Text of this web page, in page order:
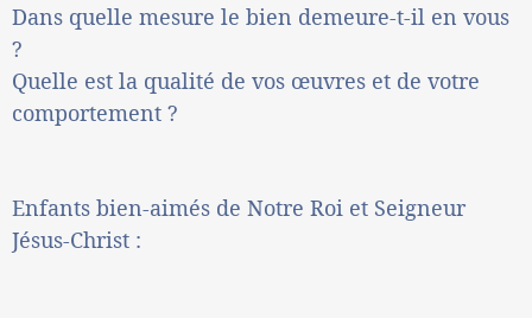
Dans quelle mesure le bien demeure-t-il en vous
?
Quelle est la qualité de vos œuvres et de votre
comportement ?
Enfants bien-aimés de Notre Roi et Seigneur
Jésus-Christ :